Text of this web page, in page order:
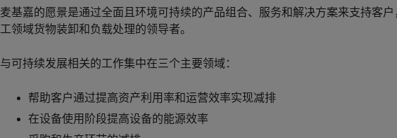
麦基嘉的愿景是通过全面且环境可持续的产品组合、服务和解决方案来支持客
工领域货物装卸和负载处理的领导者。
与可持续发展相关的工作集中在三个主要领域：
帮助客户通过提高资产利用率和运营效率实现减排
在设备使用阶段提高设备的能源效率